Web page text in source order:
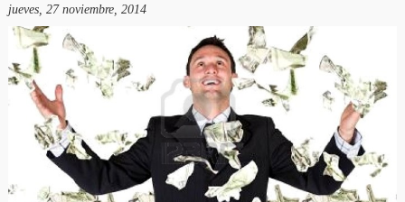
jueves, 27 noviembre, 2014